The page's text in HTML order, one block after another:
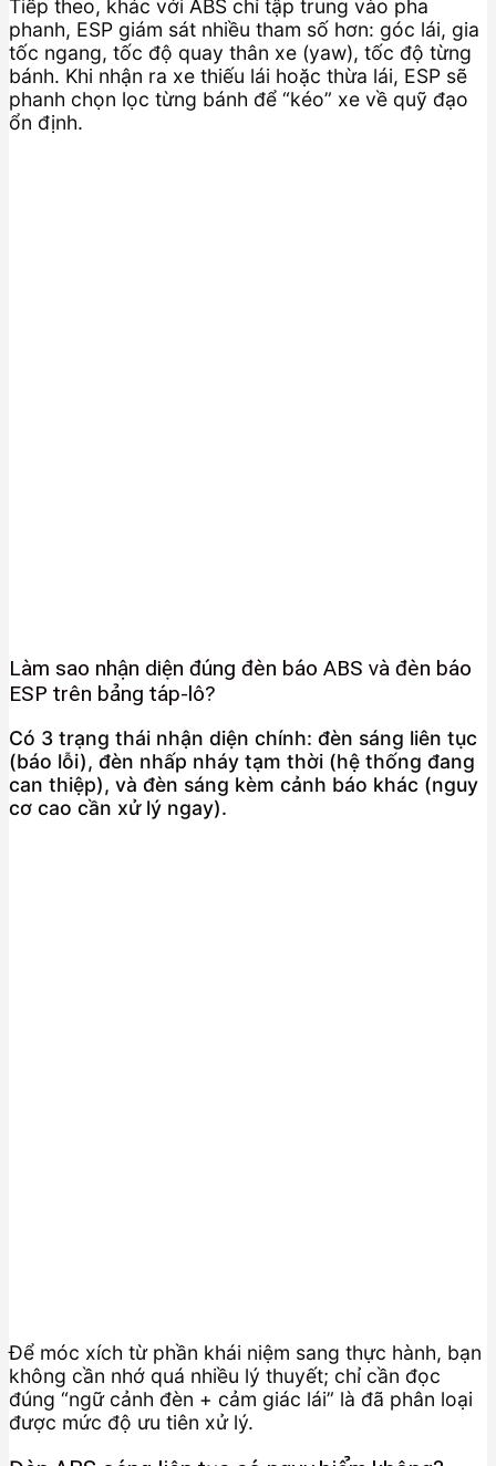
Tiếp theo, khác với ABS chỉ tập trung vào pha
phanh, ESP giám sát nhiều tham số hơn: góc lái, gia
tốc ngang, tốc độ quay thân xe (yaw), tốc độ từng
bánh. Khi nhận ra xe thiếu lái hoặc thừa lái, ESP sẽ
phanh chọn lọc từng bánh để “kéo” xe về quỹ đạo
ổn định.
Làm sao nhận diện đúng đèn báo ABS và đèn báo
ESP trên bảng táp-lô?
Có 3 trạng thái nhận diện chính: đèn sáng liên tục
(báo lỗi), đèn nhấp nháy tạm thời (hệ thống đang
can thiệp), và đèn sáng kèm cảnh báo khác (nguy
cơ cao cần xử lý ngay).
Để móc xích từ phần khái niệm sang thực hành, bạn
không cần nhớ quá nhiều lý thuyết; chỉ cần đọc
đúng “ngữ cảnh đèn + cảm giác lái” là đã phân loại
được mức độ ưu tiên xử lý.